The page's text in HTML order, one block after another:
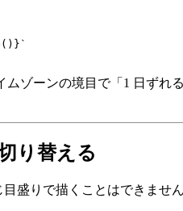
ゾーンの境目で「1 日ず
り替える
盛りで描くことはできませ